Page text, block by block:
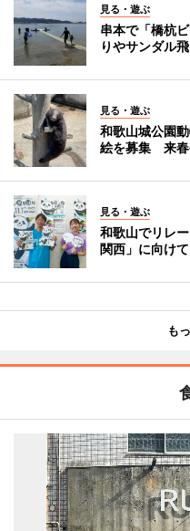
見る・遊ぶ
串本で「橋杭
りやサンダル
見る・遊ぶ
和歌山城公園
絵を募集 来春
見る・遊ぶ
和歌山でリレ
関西」に向け
も